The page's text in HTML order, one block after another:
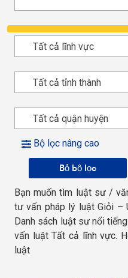
Tất cả lĩnh vực
Tất cả tỉnh thành
Tất cả quận huyện
Bộ lọc nâng cao
Bỏ bộ lọc
Bạn muốn tìm luật sư /
tư vấn pháp lý luật Giỏi –
Danh sách luật sư nổi
vấn luật Tất cả lĩnh vực.
luật